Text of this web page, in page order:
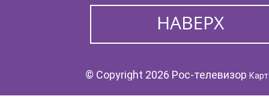
© Copyright 2026 Рос-телевизор